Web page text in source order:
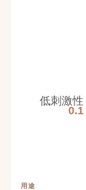
低刺激性
0.1
用途